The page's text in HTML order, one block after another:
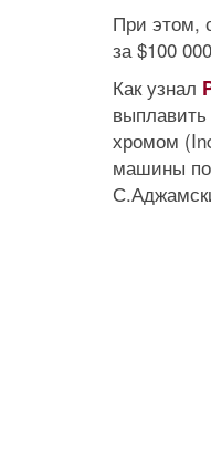
При этом,
за $100
Как узнал
хромом
машины